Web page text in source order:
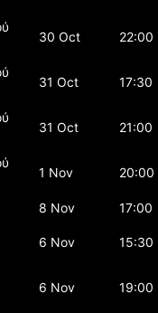
30 Oct 22:00
31 Oct 17:30
31 Oct 21:00
1 Nov 20:00
8 Nov
17:00
6 Nov 15:30
6 Nov 19:00